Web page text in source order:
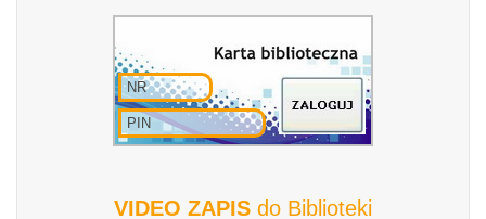
VIDEO ZAPIS do Biblioteki